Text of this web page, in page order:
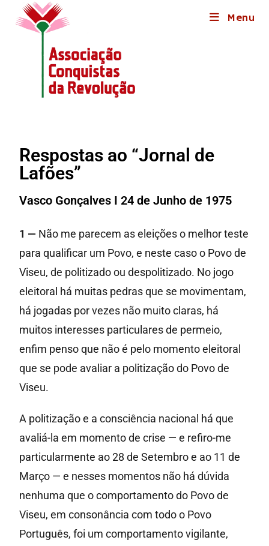
Menu
Respostas ao “Jornal de
Lafões”
Vasco Gonçalves I 24 de Junho de 1975
1 — Não me parecem as eleições o melhor teste
para qualificar um Povo, e neste caso o Povo de
Viseu, de politizado ou despolitizado. No jogo
eleitoral há muitas pedras que se movimentam,
há jogadas por vezes não muito claras, há
muitos interesses particulares de permeio,
enfim penso que não é pelo momento eleitoral
que se pode avaliar a politização do Povo de
Viseu.
A politização e a consciência nacional há que
avaliá-la em momento de crise — e refiro-me
particularmente ao 28 de Setembro e ao 11 de
Março — e nesses momentos não há dúvida
nenhuma que o comportamento do Povo de
Viseu, em consonância com todo o Povo
Português, foi um comportamento vigilante,